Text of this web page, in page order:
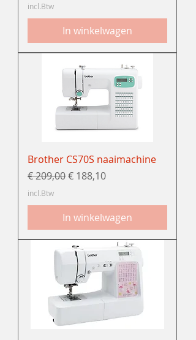
incl.Btw
In winkelwagen
Brother CS70S naaimachine
Normale prijs
€ 209,00Verkoopprijs
€ 188,10
incl.Btw
In winkelwagen